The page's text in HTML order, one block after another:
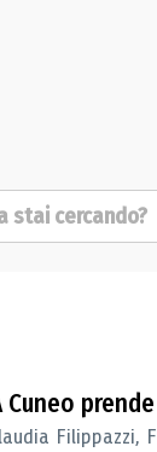
Cuneo
Filippazzi,